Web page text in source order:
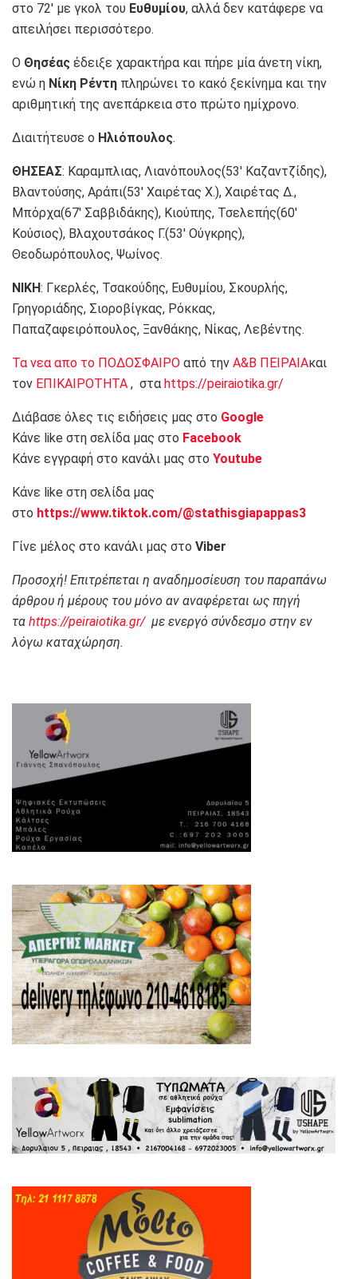
στο 72′ με γκολ του Ευθυμίου, αλλά δεν κατάφερε να
απειλήσει περισσότερο.
Ο Θησέας έδειξε χαρακτήρα και πήρε μία άνετη νίκη,
ενώ η Νίκη Ρέντη πληρώνει το κακό ξεκίνημα και την
αριθμητική της ανεπάρκεια στο πρώτο ημίχρονο.
Διαιτήτευσε ο Ηλιόπουλος.
ΘΗΣΕΑΣ: Καραμπλιας, Λιανόπουλος(53′ Καζαντζίδης),
Βλαντούσης, Αράπι(53′ Χαιρέτας Χ.), Χαιρέτας Δ.,
Μπόρχα(67′ Σαββιδάκης), Κιούπης, Τσελεπής(60′
Κούσιος), Βλαχουτσάκος Γ.(53′ Ούγκρης),
Θεοδωρόπουλος, Ψωίνος.
ΝΙΚΗ: Γκερλές, Τσακούδης, Ευθυμίου, Σκουρλής,
Γρηγοριάδης, Σιοροβίγκας, Ρόκκας,
Παπαζαφειρόπουλος, Ξανθάκης, Νίκας, Λεβέντης.
Τα νεα απο το ΠΟΔΟΣΦΑΙΡΟ από την Α&Β ΠΕΙΡΑΙΑκαι
τον ΕΠΙΚΑΙΡΟΤΗΤΑ , στα https://peiraiotika.gr/
Διάβασε όλες τις ειδήσεις μας στο Google
Κάνε like στη σελίδα μας στο Facebook
Κάνε εγγραφή στο κανάλι μας στο Youtube
Κάνε like στη σελίδα μας
στο https://www.tiktok.com/@stathisgiapappas3
Γίνε μέλος στο κανάλι μας στο Viber
Προσοχή! Επιτρέπεται η αναδημοσίευση του παραπάνω
άρθρου ή μέρους του μόνο αν αναφέρεται ως πηγή
τα https://peiraiotika.gr/με ενεργό σύνδεσμο στην εν
λόγω καταχώρηση.